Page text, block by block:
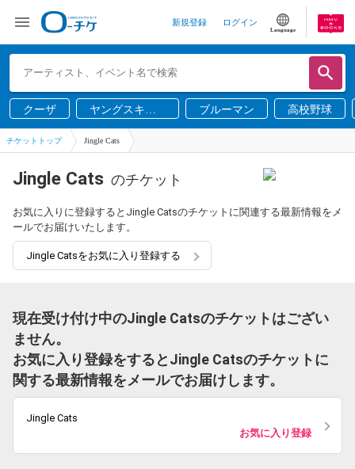
新規登録 ログイン
Language
クーザ
ヤングスキニ
ー
ブルーマン 高校野球
チケットトップ Jingle Cats
Jingle Cats のチケット
お気に入りに登録するとJingle Catsのチケットに関連する最新情報をメ
ールでお届けいたします。
Jingle Catsをお気に入り登録する
現在受け付け中のJingle Catsのチケットはござい
ません。
お気に入り登録をするとJingle Catsのチケットに
関する最新情報をメールでお届けします。
Jingle Cats
お気に入り登録